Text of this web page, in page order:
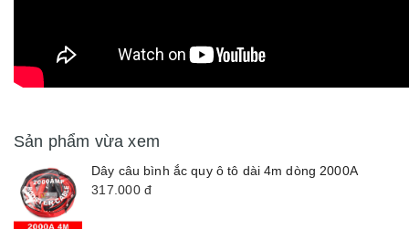
Sản phẩm vừa xem
Dây câu bình ắc quy ô tô dài 4m dòng 2000A
317.000đ